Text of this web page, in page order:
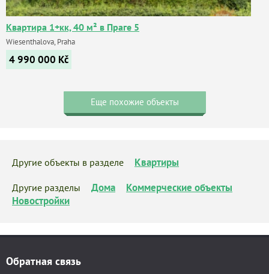
Квартира 1+кк, 40 м² в Праге 5
Wiesenthalova, Praha
4 990 000 Kč
Еще похожие объекты
Другие объекты в разделе Квартиры
Другие разделы Дома
Коммерческие объекты
Новостройки
Обратная связь